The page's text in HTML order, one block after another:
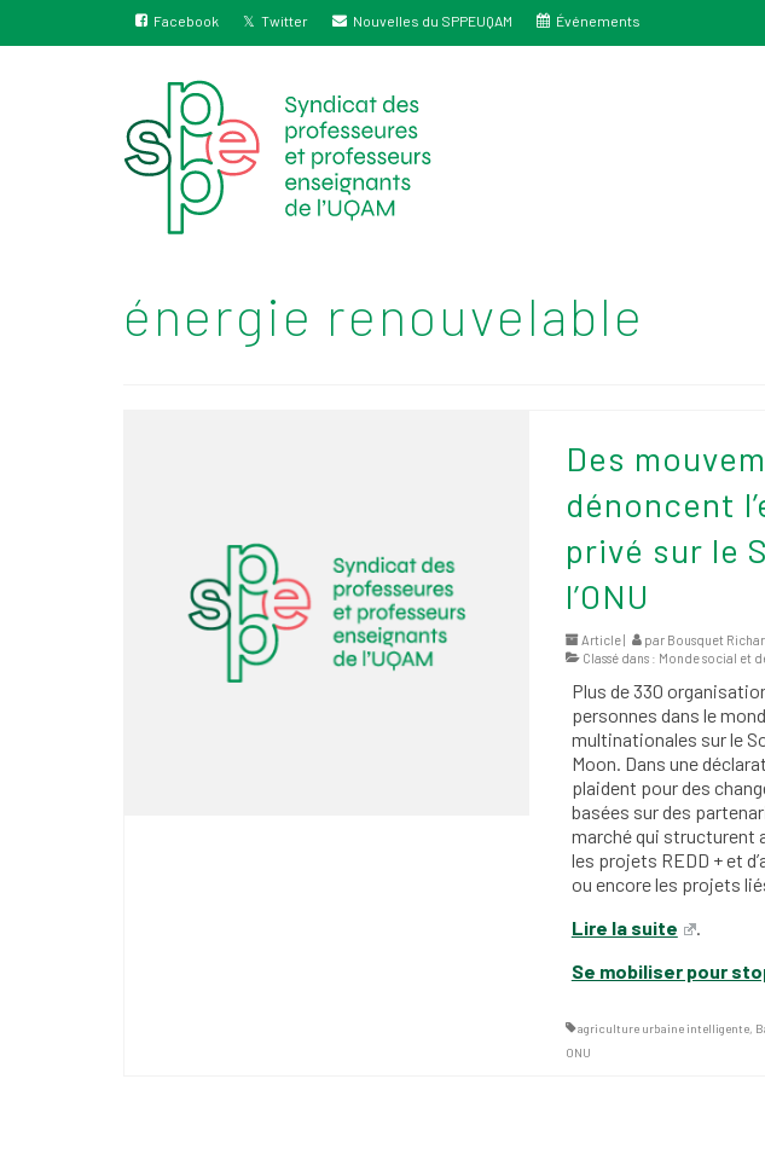
Facebook Twitter Nouvelles du SPPEUQAM Événements
énergie renouvelable
Des
dénoncent
privé sur le
l’ONU
Article | par Bousquet
Classé dans : Monde social et
Plus de 330
personnes dans le
multinationales sur le
Moon. Dans une
plaident pour des
basées sur des
marché qui structurent
les projets REDD + et
ou encore les projets
Lire la suite
.
Se mobiliser pour
agriculture urbaine intelligente,
ONU